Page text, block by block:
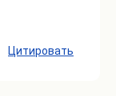
Цитировать